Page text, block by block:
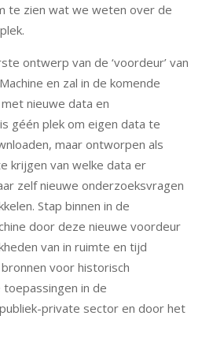
te zien wat we weten over de
ontwerp van de ‘voordeur’ van
en zal in de komende
nieuwe data en
géén plek om eigen data te
maar ontworpen als
krijgen van welke data er
zelf nieuwe onderzoeksvragen
Stap binnen in de
door deze nieuwe voordeur
van in ruimte en tijd
voor historisch
in de
private sector en door het